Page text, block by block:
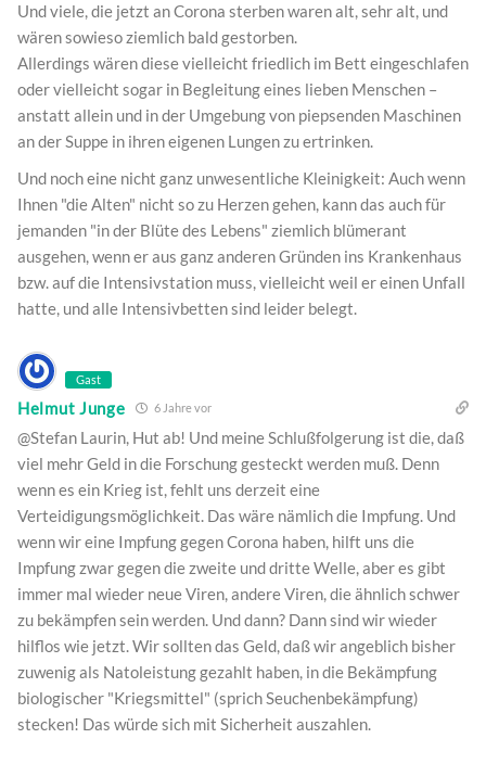
Und viele, die jetzt an Corona sterben waren alt, sehr alt, und
wären sowieso ziemlich bald gestorben.
Allerdings wären diese vielleicht friedlich im Bett eingeschlafen
oder vielleicht sogar in Begleitung eines lieben Menschen –
anstatt allein und in der Umgebung von piepsenden Maschinen
an der Suppe in ihren eigenen Lungen zu ertrinken.
Und noch eine nicht ganz unwesentliche Kleinigkeit: Auch wenn
Ihnen "die Alten" nicht so zu Herzen gehen, kann das auch für
jemanden "in der Blüte des Lebens" ziemlich blümerant
ausgehen, wenn er aus ganz anderen Gründen ins Krankenhaus
bzw. auf die Intensivstation muss, vielleicht weil er einen Unfall
hatte, und alle Intensivbetten sind leider belegt.
Gast
Helmut Junge 6 Jahre vor
@Stefan Laurin, Hut ab! Und meine Schlußfolgerung ist die, daß
viel mehr Geld in die Forschung gesteckt werden muß. Denn
wenn es ein Krieg ist, fehlt uns derzeit eine
Verteidigungsmöglichkeit. Das wäre nämlich die Impfung. Und
wenn wir eine Impfung gegen Corona haben, hilft uns die
Impfung zwar gegen die zweite und dritte Welle, aber es gibt
immer mal wieder neue Viren, andere Viren, die ähnlich schwer
zu bekämpfen sein werden. Und dann? Dann sind wir wieder
hilflos wie jetzt. Wir sollten das Geld, daß wir angeblich bisher
zuwenig als Natoleistung gezahlt haben, in die Bekämpfung
biologischer "Kriegsmittel" (sprich Seuchenbekämpfung)
stecken! Das würde sich mit Sicherheit auszahlen.